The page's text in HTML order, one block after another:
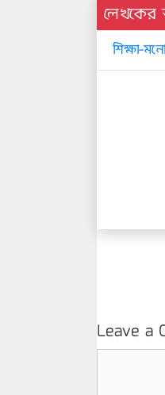
লেখকের
শিক্ষা-
Leave a